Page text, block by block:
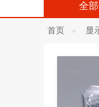
全
首页 显